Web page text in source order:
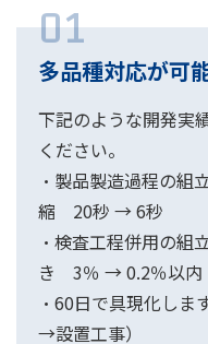
01
多品種対応が可
下記のような開発実
ください。
・製品製造過程の組
縮 20秒 → 6秒
・検査工程併用の組
き 3％ → 0.2％以内
・60日で具現化し
→設置工事）